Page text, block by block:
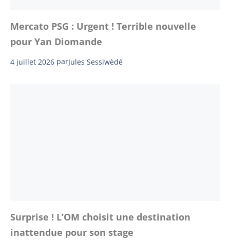
Mercato PSG : Urgent ! Terrible nouvelle
pour Yan Diomande
4 juillet 2026 parJules Sessiwèdé
Surprise ! L’OM choisit une destination
inattendue pour son stage